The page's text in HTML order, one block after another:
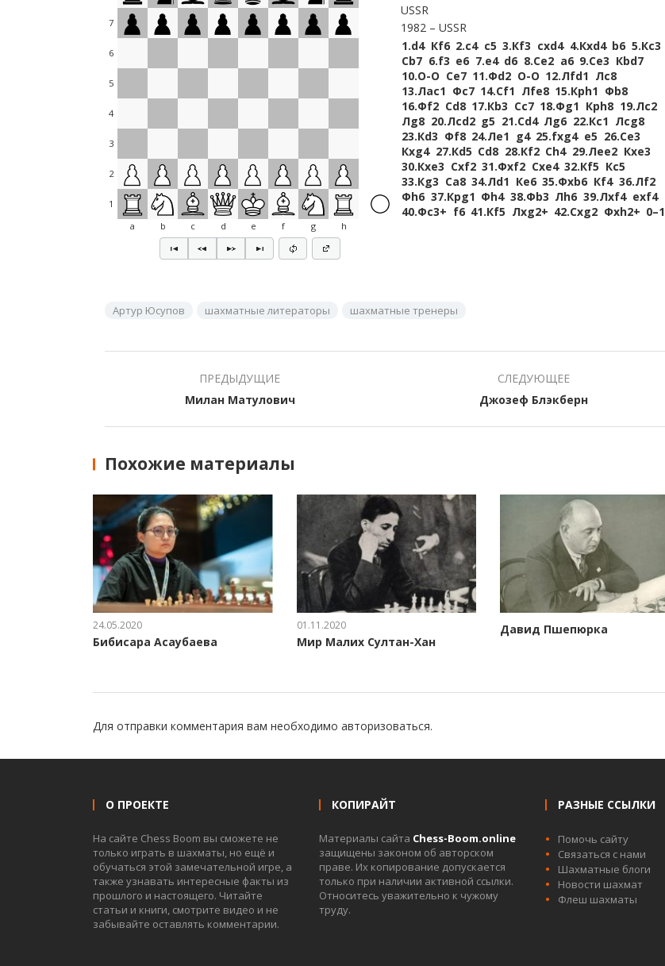
7
6
5
4
3
2
1
a
b c d e f g h
USSR
1982
USSR
1.d4 Кf6 2.c4 c5 3.Кf3 cxd4 4.Кxd4 b6 5.Кc3
Сb7 6.f3 e6 7.e4 d6 8.Сe2 a6 9.Сe3 Кbd7
10.O-O Сe7 11.Фd2 O-O 12.Лfd1 Лc8
13.Лac1 Фc7 14.Сf1 Лfe8 15.Крh1 Фb8
16.Фf2 Сd8 17.Кb3 Сc7 18.Фg1 Крh8 19.Лc2
Лg8 20.Лcd2 g5 21.Сd4 Лg6 22.Кc1 Лcg8
23.Кd3 Фf8 24.Лe1 g4 25.fxg4 e5 26.Сe3
Кxg4 27.Кd5 Сd8 28.Кf2 Сh4 29.Лee2 Кxe3
30.Кxe3 Сxf2 31.Фxf2 Сxe4 32.Кf5 Кc5
33.Кg3 Сa8 34.Лd1 Кe6 35.Фxb6 Кf4 36.Лf2
Фh6 37.Крg1 Фh4 38.Фb3 Лh6 39.Лxf4 exf4
40.Фc3+ f6 41.Кf5 Лxg2+ 42.Сxg2 Фxh2+ 0–1
Артур Юсупов шахматные литераторы шахматные тренеры
ПРЕДЫДУЩИЕ
Милан Матулович
СЛЕДУЮЩЕЕ
Джозеф Блэкберн
Похожие материалы
24.05.2020
Бибисара Асаубаева
01.11.2020
Мир Малих Султан-Хан
Давид Пшепюрка
Для отправки комментария вам необходимо авторизоваться.
О ПРОЕКТЕ
На сайте Chess Boom вы сможете не
только играть в шахматы, но ещё и
обучаться этой замечательной игре, а
также узнавать интересные факты из
прошлого и настоящего. Читайте
статьи и книги, смотрите видео и не
забывайте оставлять комментарии.
КОПИРАЙТ
Материалы сайта Chess-Boom.online
защищены законом об авторском
праве. Их копирование допускается
только при наличии активной ссылки.
Относитесь уважительно к чужому
труду.
РАЗНЫЕ ССЫЛКИ
Помочь сайту
Связаться с нами
Шахматные блоги
Новости шахмат
Флеш шахматы